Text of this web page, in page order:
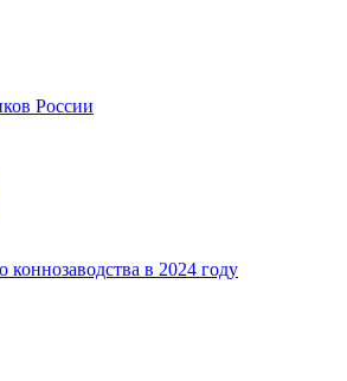
России
в 2024 году